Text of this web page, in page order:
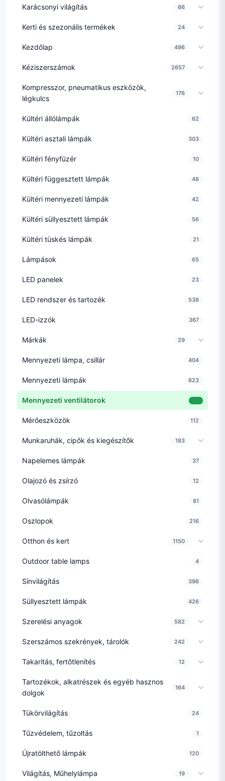
Karácsonyi világítás 66
Kerti és szezonális termékek 24
Kezdőlap 496
Kéziszerszámok 2657
Kompresszor, pneumatikus eszközök,
légkulcs
176
Kültéri állólámpák 62
Kültéri asztali lámpák 303
Kültéri fényfüzér 10
Kültéri függesztett lámpák 48
Kültéri mennyezeti lámpák 42
Kültéri süllyesztett lámpák 56
Kültéri tüskés lámpák 21
Lámpások 65
LED panelek 23
LED rendszer és tartozék 538
LED-izzók 367
Márkák 29
Mennyezeti lámpa, csillár 404
Mennyezeti lámpák 623
Mennyezeti ventilátorok 77
Mérőeszközök 112
Munkaruhák, cipők és kiegészítők 183
Napelemes lámpák 37
Olajozó és zsírzó 12
Olvasólámpák 81
Oszlopok 216
Otthon és kert 1150
Outdoor table lamps 4
Sínvilágítás 396
Süllyesztett lámpák 426
Szerelési anyagok 582
Szerszámos szekrények, tárolók 242
Takarítás, fertőtlenítés 12
Tartozékok, alkatrészek és egyéb hasznos
dolgok
164
Tükörvilágítás 24
Tűzvédelem, tűzoltás 1
Újratölthető lámpák 120
Világítás, Műhelylámpa 19